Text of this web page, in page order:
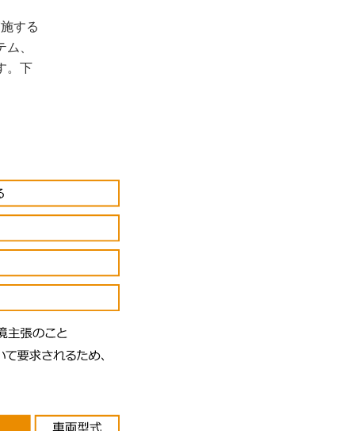
する
、
。下